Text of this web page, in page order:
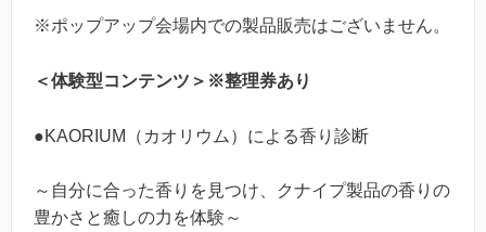
※ポップアップ会場内での製品販売はございません。
＜体験型コンテンツ＞※整理券あり
●KAORIUM（カオリウム）による香り診断
～自分に合った香りを見つけ、クナイプ製品の香りの
豊かさと癒しの力を体験～